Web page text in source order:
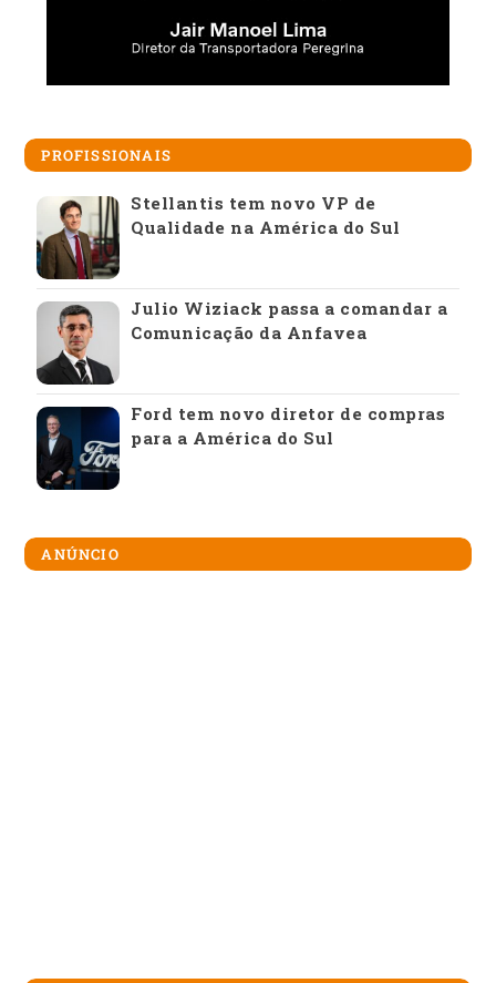
PROFISSIONAIS
Stellantis tem novo VP de
Qualidade na América do Sul
Julio Wiziack passa a comandar a
Comunicação da Anfavea
Ford tem novo diretor de compras
para a América do Sul
ANÚNCIO